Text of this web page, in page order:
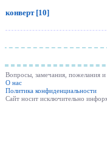
конверт [10]
Вопросы, замечания, пожелания
О нас
Политика конфиденциальности
Cайт носит исключительно